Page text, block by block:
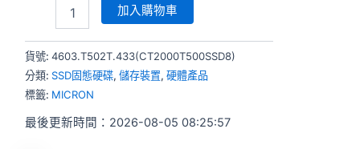
加入購物車
貨號:4603.T502T.433(CT2000T500SSD8)
分類: SSD固態硬碟,儲存裝置,硬體產品
標籤: MICRON
最後更新時間：2026-08-05 08:25:57